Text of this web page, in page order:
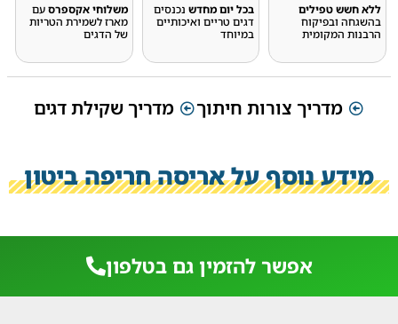
ללא חשש טפילים
בהשגחה ובפיקוח
הרבנות המקומית
בכל יום מחדשנכנסים
דגים טריים ואיכותיים
במיוחד
משלוחי אקספרסעם
מארז לשמירת הטריות
של הדגים
מדריך צורות חיתוך מדריך שקילת דגים
מידע נוסף על אריסה חריפה ביטון
אפשר להזמין גם בטלפון